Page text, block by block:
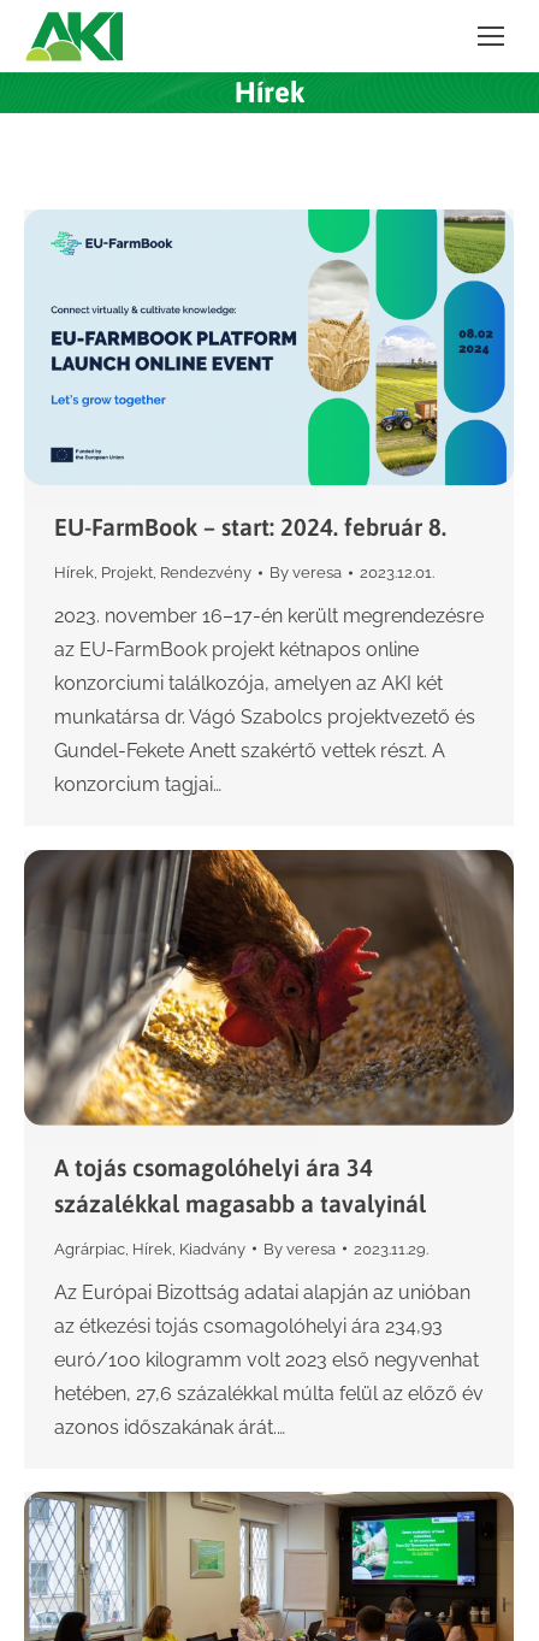
Hírek
EU-FarmBook – start: 2024. február 8.
Hírek, Projekt, Rendezvény By veresa 2023.12.01.
2023. november 16–17-én került megrendezésre
az EU-FarmBook projekt kétnapos online
konzorciumi találkozója, amelyen az AKI két
munkatársa dr. Vágó Szabolcs projektvezető és
Gundel-Fekete Anett szakértő vettek részt. A
konzorcium tagjai…
A tojás csomagolóhelyi ára 34
százalékkal magasabb a tavalyinál
Agrárpiac Hírek Kiadvány By veresa 2023.11.29.
Az Európai Bizottság adatai alapján az unióban
az étkezési tojás csomagolóhelyi ára 234,93
euró/100 kilogramm volt 2023 első negyvenhat
hetében, 27,6 százalékkal múlta felül az előző év
azonos időszakának árát.…